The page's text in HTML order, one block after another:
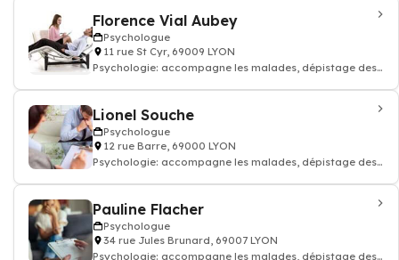
Florence Vial Aubey
Psychologue
11 rue St Cyr, 69009 LYON
Psychologie: accompagne les malades, dépistage des
Lionel Souche
Psychologue
12 rue Barre, 69000 LYON
Psychologie: accompagne les malades, dépistage des
Pauline Flacher
Psychologue
34 rue Jules Brunard, 69007 LYON
Psychologie: accompagne les malades, dépistage des